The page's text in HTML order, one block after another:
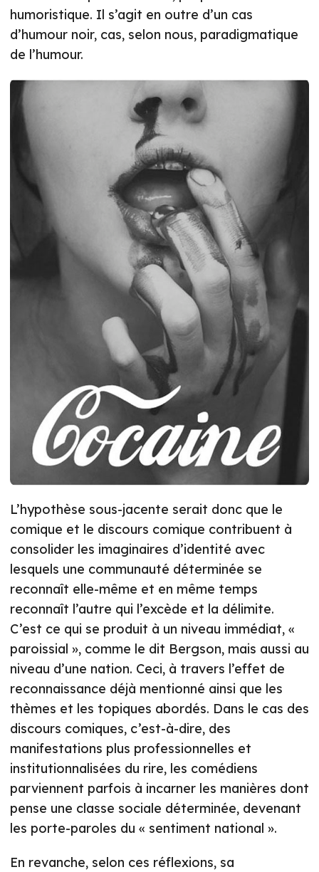
humoristique. Il s’agit en outre d’un cas
d’humour noir, cas, selon nous, paradigmatique
de l’humour.
L’hypothèse sous-jacente serait donc que le
comique et le discours comique contribuent à
consolider les imaginaires d’identité avec
lesquels une communauté déterminée se
reconnaît elle-même et en même temps
reconnaît l’autre qui l’excède et la délimite.
C’est ce qui se produit à un niveau immédiat, «
paroissial », comme le dit Bergson, mais aussi au
niveau d’une nation. Ceci, à travers l’effet de
reconnaissance déjà mentionné ainsi que les
thèmes et les topiques abordés. Dans le cas des
discours comiques, c’est-à-dire, des
manifestations plus professionnelles et
institutionnalisées du rire, les comédiens
parviennent parfois à incarner les manières dont
pense une classe sociale déterminée, devenant
les porte-paroles du « sentiment national ».
En revanche, selon ces réflexions, sa